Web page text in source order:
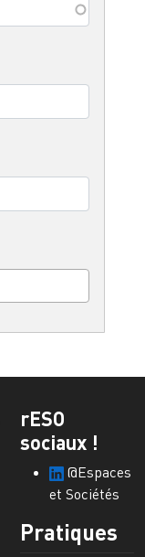
rESO
sociaux !
@Espaces
et Sociétés
Pratiques